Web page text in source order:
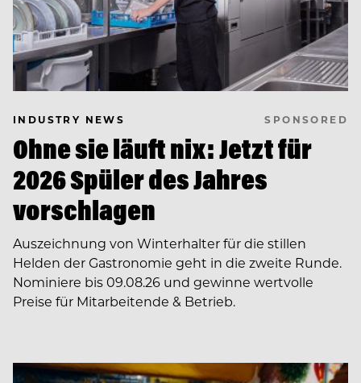
INDUSTRY NEWS SPONSORED
Ohne sie läuft nix: Jetzt für
2026 Spüler des Jahres
vorschlagen
Auszeichnung von Winterhalter für die stillen
Helden der Gastronomie geht in die zweite Runde.
Nominiere bis 09.08.26 und gewinne wertvolle
Preise für Mitarbeitende & Betrieb.